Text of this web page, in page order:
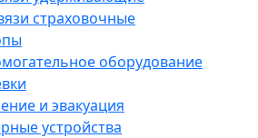
страховочные
оборудование
и эвакуация
устройства